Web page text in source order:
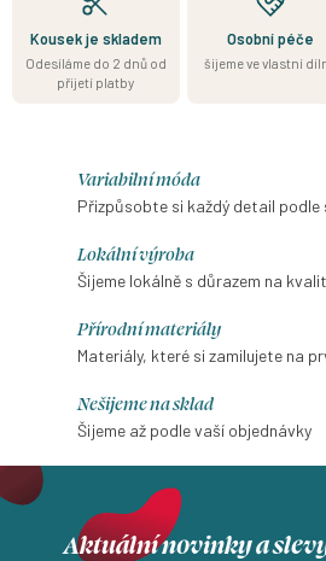
Kousek je skladem
Odesíláme do 2 dnů od
přijetí platby
Osobní péče
šijeme ve vlastní
Variabilní móda
Přizpůsobte si každý detail podle
Lokální výroba
Šijeme lokálně s důrazem na
Přírodní materiály
Materiály, které si zamilujete na
Nešijeme na sklad
Šijeme až podle vaší objednávky
Aktuální novinky a